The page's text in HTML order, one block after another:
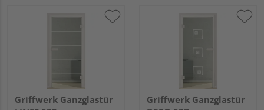
Griffwerk Ganzglastür
Griffwerk Ganzglastür